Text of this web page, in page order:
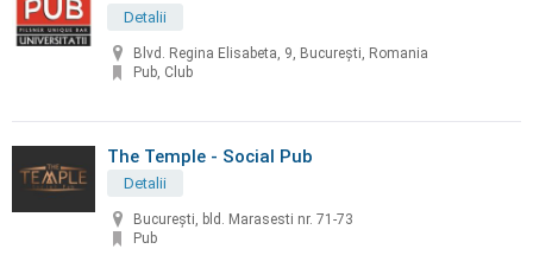
Detalii
Blvd. Regina Elisabeta, 9, București, Romania
Pub, Club
The Temple - Social Pub
Detalii
București, bld. Marasesti nr. 71-73
Pub